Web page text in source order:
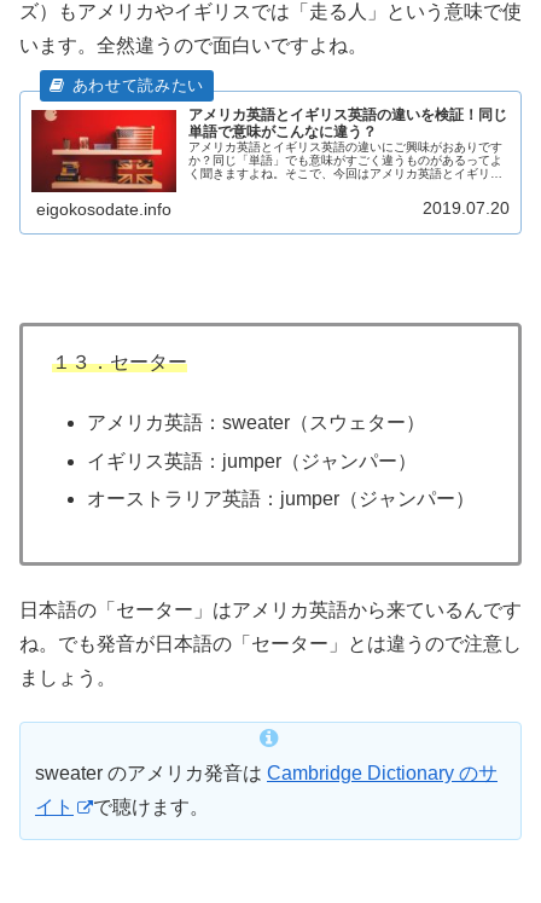
ズ）もアメリカやイギリスでは「走る人」という意味で使
います。全然違うので面白いですよね。
アメリカ英語とイギリス英語の違いを検証！同じ
単語で意味がこんなに違う？
アメリカ英語とイギリス英語の違いにご興味がおありです
か？同じ「単語」でも意味がすごく違うものがあるってよ
く聞きますよね。そこで、今回はアメリカ英語とイギリス
eigokosodate.info 2019.07.20
１３．セーター
アメリカ英語：sweater（スウェター）
イギリス英語：jumper（ジャンパー）
オーストラリア英語：jumper（ジャンパー）
日本語の「セーター」はアメリカ英語から来ているんです
ね。でも発音が日本語の「セーター」とは違うので注意し
ましょう。
sweater のアメリカ発音は Cambridge Dictionary のサ
イト
で聴けます。